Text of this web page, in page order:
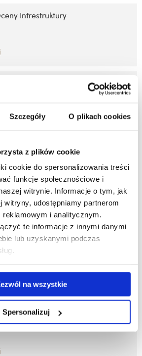
Szczegóły O plikach cookies
z plików cookie
cookie do spersonalizowania treści
funkcje społecznościowe i
witrynie. Informacje o tym, jak
witryny, udostępniamy partnerom
reklamowym i analitycznym.
te informacje z innymi danymi
lub uzyskanymi podczas
na wszystkie
Spersonalizuj
Infrestruktury
i wytyczne pisania pracy
i Akredytacji Działu ds.